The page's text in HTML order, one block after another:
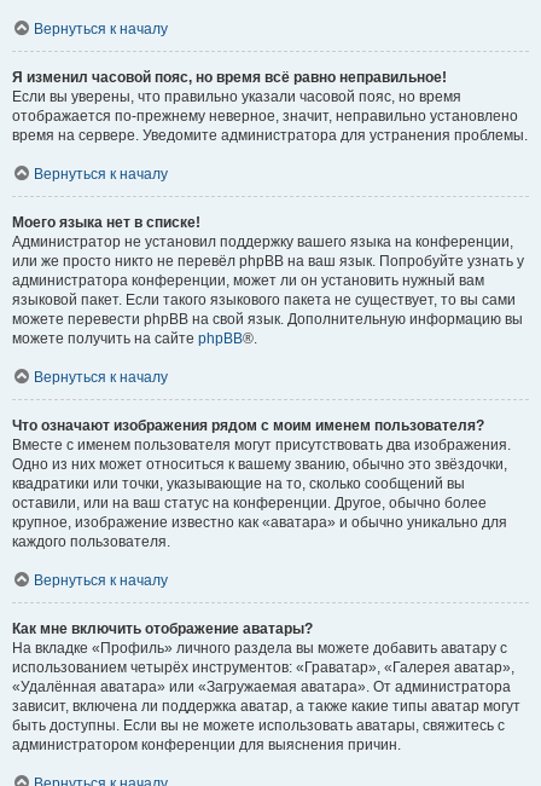
Вернуться к началу
Я изменил часовой пояс, но время всё равно неправильное!
Если вы уверены, что правильно указали часовой пояс, но время
отображается по-прежнему неверное, значит, неправильно установлено
время на сервере. Уведомите администратора для устранения проблемы.
Вернуться к началу
Моего языка нет в списке!
Администратор не установил поддержку вашего языка на конференции,
или же просто никто не перевёл phpBB на ваш язык. Попробуйте узнать у
администратора конференции, может ли он установить нужный вам
языковой пакет. Если такого языкового пакета не существует, то вы сами
можете перевести phpBB на свой язык. Дополнительную информацию вы
можете получить на сайте phpBB®.
Вернуться к началу
Что означают изображения рядом с моим именем пользователя?
Вместе с именем пользователя могут присутствовать два изображения.
Одно из них может относиться к вашему званию, обычно это звёздочки,
квадратики или точки, указывающие на то, сколько сообщений вы
оставили, или на ваш статус на конференции. Другое, обычно более
крупное, изображение известно как «аватара» и обычно уникально для
каждого пользователя.
Вернуться к началу
Как мне включить отображение аватары?
На вкладке «Профиль» личного раздела вы можете добавить аватару с
использованием четырёх инструментов: «Граватар», «Галерея аватар»,
«Удалённая аватара» или «Загружаемая аватара». От администратора
зависит, включена ли поддержка аватар, а также какие типы аватар могут
быть доступны. Если вы не можете использовать аватары, свяжитесь с
администратором конференции для выяснения причин.